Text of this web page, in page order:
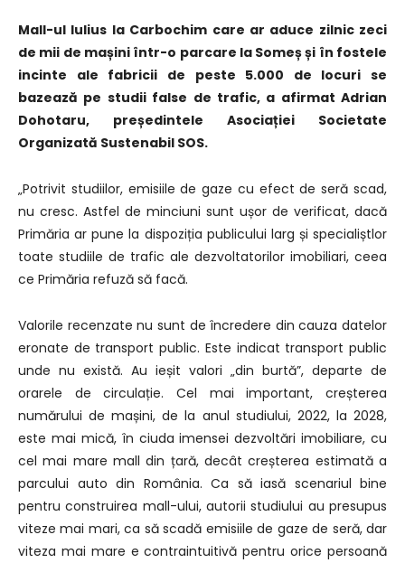
Mall-ul Iulius la Carbochim care ar aduce zilnic zeci
de mii de mașini într-o parcare la Someș și în fostele
incinte ale fabricii de peste 5.000 de locuri se
bazează pe studii false de trafic, a afirmat Adrian
Dohotaru, președintele Asociației Societate
Organizată Sustenabil SOS.
„Potrivit studiilor, emisiile de gaze cu efect de seră scad,
nu cresc. Astfel de minciuni sunt ușor de verificat, dacă
Primăria ar pune la dispoziția publicului larg și specialiștlor
toate studiile de trafic ale dezvoltatorilor imobiliari, ceea
ce Primăria refuză să facă.
Valorile recenzate nu sunt de încredere din cauza datelor
eronate de transport public. Este indicat transport public
unde nu există. Au ieșit valori „din burtă”, departe de
orarele de circulație. Cel mai important, creșterea
numărului de mașini, de la anul studiului, 2022, la 2028,
este mai mică, în ciuda imensei dezvoltări imobiliare, cu
cel mai mare mall din țară, decât creșterea estimată a
parcului auto din România. Ca să iasă scenariul bine
pentru construirea mall-ului, autorii studiului au presupus
viteze mai mari, ca să scadă emisiile de gaze de seră, dar
viteza mai mare e contraintuitivă pentru orice persoană